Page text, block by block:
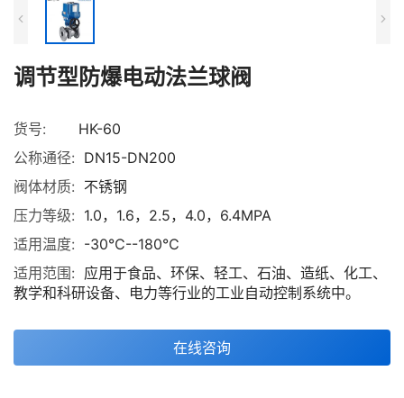
调节型防爆电动法兰球阀
货号:
HK-60
公称通径: DN15-DN200
阀体材质: 不锈钢
压力等级: 1.0，1.6，2.5，4.0，6.4MPA
适用温度: -30℃--180℃
适用范围: 应用于食品、环保、轻工、石油、造纸、化工、
教学和科研设备、电力等行业的工业自动控制系统中。
在线咨询